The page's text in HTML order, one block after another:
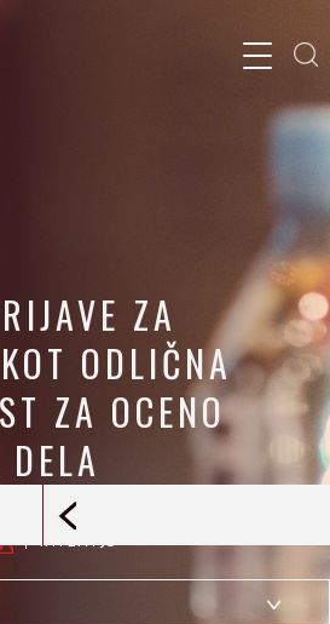
ZA
ODLIČNA
ZA OCENO
INTERVJU